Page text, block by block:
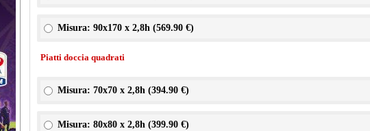
Misura: 90x170 x 2,8h (569.90 €)
Piatti doccia quadrati
Misura: 70x70 x 2,8h (394.90 €)
Misura: 80x80 x 2,8h (399.90 €)